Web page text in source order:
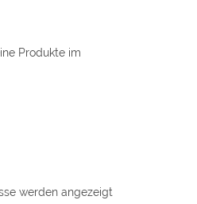
Produkte im
werden angezeigt